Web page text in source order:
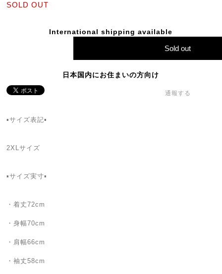
SOLD OUT
International shipping available
Sold out
日本国内にお住まいの方向け
通報する
▪️サイズ表記▪
2XLサイズ
▪️サイズ実寸▪️
・着丈72cm
・身幅70cm
・肩幅66cm
・袖丈58cm